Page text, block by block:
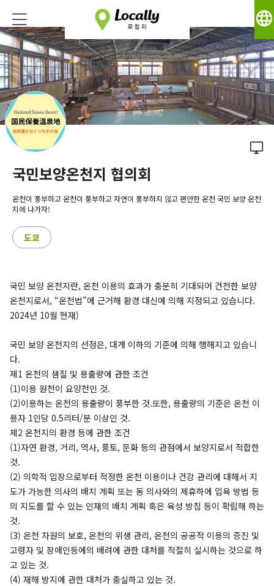
language
국민보양온천지 협의회
온천이 풍부하고 온천이 풍부하고 자연이 풍부하지 않고 편안한 온천 국민 보양 온천
지에 나가자!
도쿄
국민 보양 온천지란, 온천 이용의 효과가 충분히 기대되어 건전한 보양
온천지로서, “온천법”에 근거해 환경 대신에 의해 지정되고 있습니다.
2024년 10월 현재)
국민 보양 온천지의 선정은, 대개 이하의 기준에 의해 행해지고 있습니
다.
제1 온천의 샘질 및 용출량에 관한 조건
(1)이용 원천이 요양천인 것.
(2)이용하는 온천의 용출량이 풍부한 것.또한, 용출량의 기준은 온천 이
용자 1인당 0.5리터/분 이상인 것.
제2 온천지의 환경 등에 관한 조건
(1)자연 환경, 거리, 역사, 풍토, 문화 등의 관점에서 보양지로서 적합한
것.
(2) 의학적 입장으로부터 적정한 온천 이용이나 건강 관리에 대해서 지
도가 가능한 의사의 배치 계획 또는 동 의사와의 제휴하에 입욕 방법 등
의 지도를 할 수 있는 인재의 배치 계획 혹은 육성 방침 등이 확립해 하는
것.
(3) 온천 자원의 보호, 온천의 위생 관리, 온천의 공공적 이용의 증진 및
고령자 및 장애인등에의 배려에 관한 대처를 적절히 실시하는 것으로 하
고 있는 것.
(4) 재해 방지에 관한 대처가 충실하고 있는 것.